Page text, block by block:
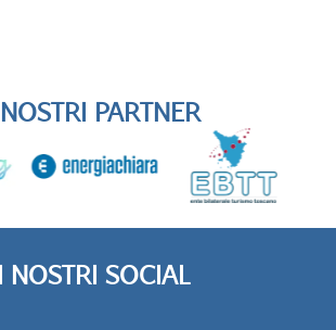
I NOSTRI PARTNER
I NOSTRI SOCIAL